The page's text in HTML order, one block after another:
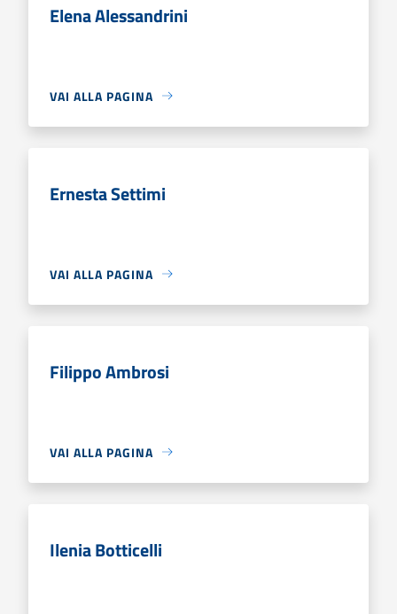
Elena Alessandrini
VAI ALLA PAGINA
Ernesta Settimi
VAI ALLA PAGINA
Filippo Ambrosi
VAI ALLA PAGINA
Ilenia Botticelli